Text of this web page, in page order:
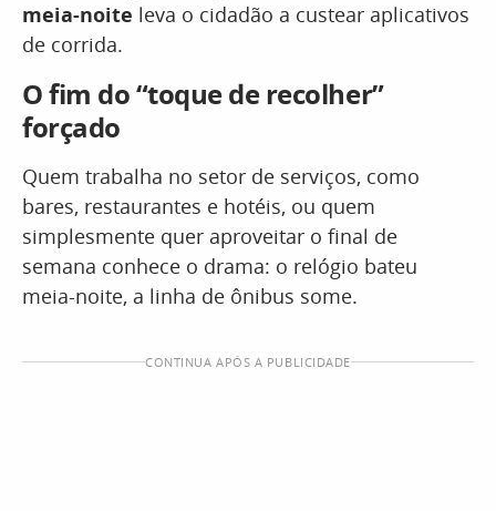
meia-noite leva o cidadão a custear aplicativos
de corrida.
O fim do “toque de recolher”
forçado
Quem trabalha no setor de serviços, como
bares, restaurantes e hotéis, ou quem
simplesmente quer aproveitar o final de
semana conhece o drama: o relógio bateu
meia-noite, a linha de ônibus some.
CONTINUA APÓS A PUBLICIDADE